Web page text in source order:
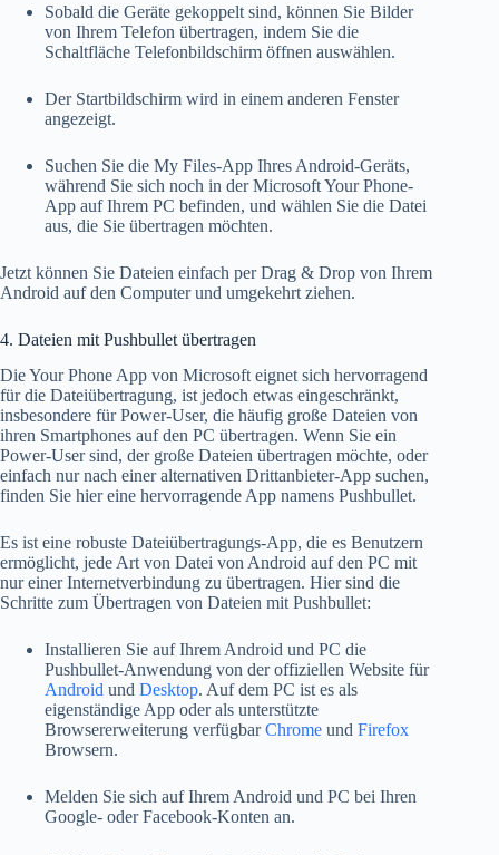
Sobald die Geräte gekoppelt sind, können Sie Bilder
von Ihrem Telefon übertragen, indem Sie die
Schaltfläche Telefonbildschirm öffnen auswählen.
Der Startbildschirm wird in einem anderen Fenster
angezeigt.
Suchen Sie die My Files-App Ihres Android-Geräts,
während Sie sich noch in der Microsoft Your Phone-
App auf Ihrem PC befinden, und wählen Sie die Datei
aus, die Sie übertragen möchten.
Jetzt können Sie Dateien einfach per Drag & Drop von Ihrem
Android auf den Computer und umgekehrt ziehen.
4. Dateien mit Pushbullet übertragen
Die Your Phone App von Microsoft eignet sich hervorragend
für die Dateiübertragung, ist jedoch etwas eingeschränkt,
insbesondere für Power-User, die häufig große Dateien von
ihren Smartphones auf den PC übertragen. Wenn Sie ein
Power-User sind, der große Dateien übertragen möchte, oder
einfach nur nach einer alternativen Drittanbieter-App suchen,
finden Sie hier eine hervorragende App namens Pushbullet.
Es ist eine robuste Dateiübertragungs-App, die es Benutzern
ermöglicht, jede Art von Datei von Android auf den PC mit
nur einer Internetverbindung zu übertragen. Hier sind die
Schritte zum Übertragen von Dateien mit Pushbullet:
Installieren Sie auf Ihrem Android und PC die
Pushbullet-Anwendung von der offiziellen Website für
Android und Desktop. Auf dem PC ist es als
eigenständige App oder als unterstützte
Browsererweiterung verfügbarChrome und Firefox
Browsern.
Melden Sie sich auf Ihrem Android und PC bei Ihren
Google- oder Facebook-Konten an.